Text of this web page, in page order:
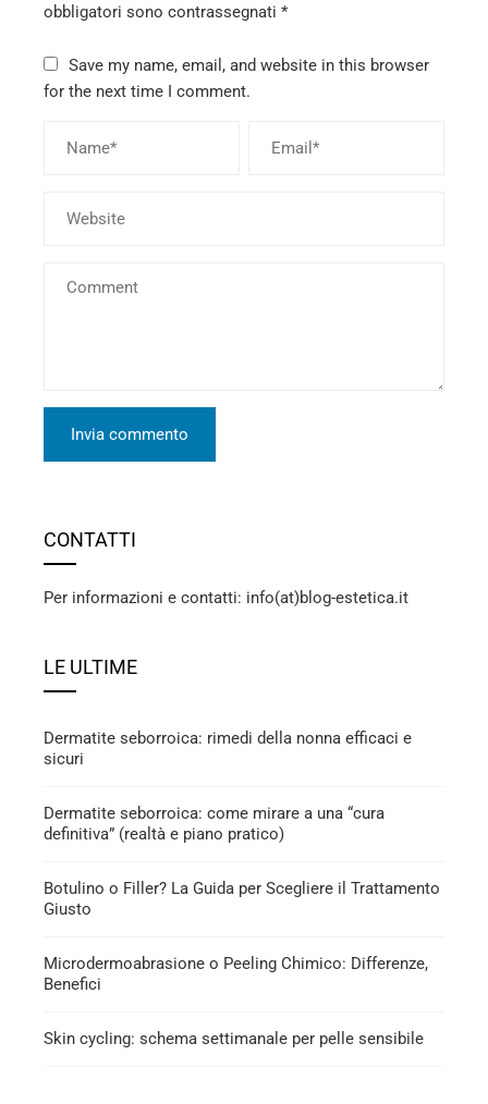
obbligatori sono contrassegnati *
Save my name, email, and website in this browser
for the next time I comment.
CONTATTI
Per informazioni e contatti: info(at)blog-estetica.it
LE ULTIME
Dermatite seborroica: rimedi della nonna efficaci e
sicuri
Dermatite seborroica: come mirare a una “cura
definitiva” (realtà e piano pratico)
Botulino o Filler? La Guida per Scegliere il Trattamento
Giusto
Microdermoabrasione o Peeling Chimico: Differenze,
Benefici
Skin cycling: schema settimanale per pelle sensibile